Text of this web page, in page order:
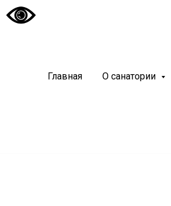
Главная О санатории